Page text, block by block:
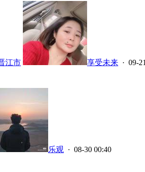
江市 享受未来 · 09-
乐观 · 08-30 00:40